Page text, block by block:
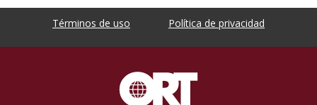
Términos de uso Política de privacidad